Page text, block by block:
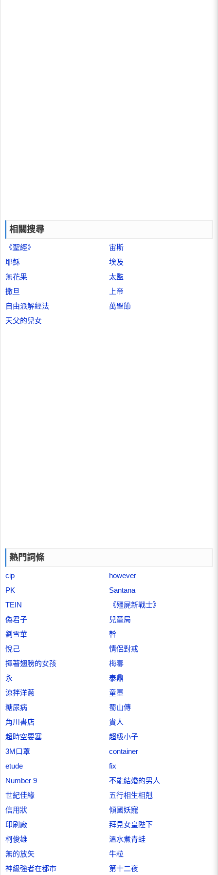
相關搜尋
《聖經》
宙斯
耶穌
埃及
無花果
太監
撒旦
上帝
自由派解經法
萬聖節
天父的兒女
熱門詞條
cip
however
PK
Santana
TEIN
《殭屍新戰士》
偽君子
兒童局
劉雪華
幹
悅己
情侶對戒
揮著翅膀的女孩
梅毒
永
泰鼎
涼拌洋蔥
童軍
糖尿病
蜀山傳
角川書店
貴人
超時空要塞
超級小子
3M口罩
container
etude
fix
Number 9
不能結婚的男人
世紀佳緣
五行相生相剋
信用狀
傾國妖寵
印刷廠
拜見女皇陛下
柯俊雄
溫水煮青蛙
無的放矢
牛粒
神級強者在都市
第十二夜